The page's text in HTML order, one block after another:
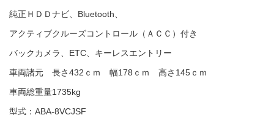
純正ＨＤＤナビ、Bluetooth、
アクティブクルーズコントロール（ＡＣＣ）付き
バックカメラ、ETC、キーレスエントリー
車両諸元 長さ432ｃｍ 幅178ｃｍ 高さ145ｃｍ
車両総重量1735kg
型式：ABA-8VCJSF